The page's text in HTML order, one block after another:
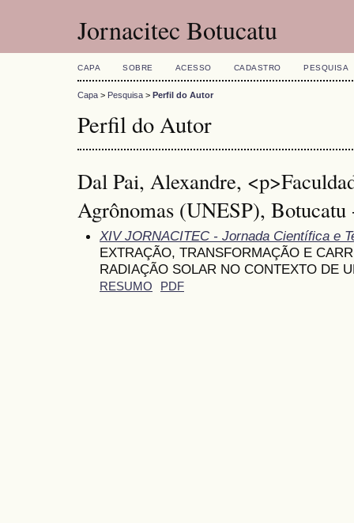
Jornacitec Botucatu
CAPA SOBRE ACESSO CADASTRO PESQUISA
Capa > Pesquisa > Perfil do Autor
Perfil do Autor
Dal Pai, Alexandre,
Agrônomas (UNESP),
XIV JORNACITEC - Jornada Científica e
EXTRAÇÃO, TRANSFORMAÇÃO E
RADIAÇÃO SOLAR NO CONTEXTO DE
RESUMO PDF